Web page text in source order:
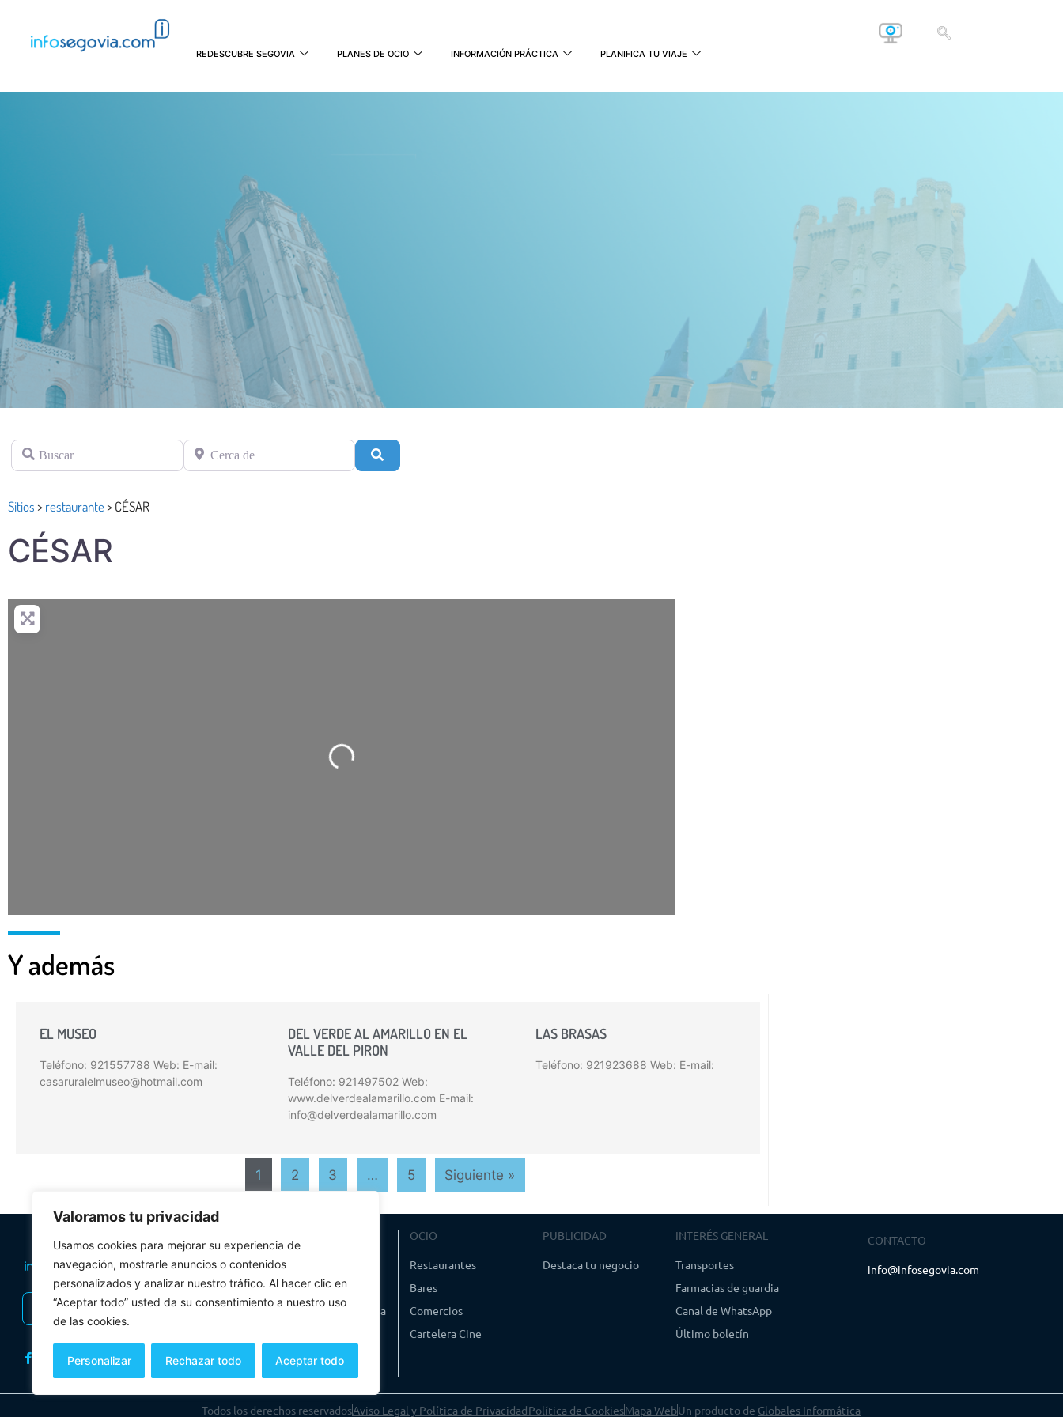
Valoramos tu privacidad
Usamos cookies para mejorar su experiencia de
navegación, mostrarle anuncios o contenidos
personalizados y analizar nuestro tráfico. Al hacer clic en
“Aceptar todo” usted da su consentimiento a nuestro uso
de las cookies.
Personalizar Rechazar todo Aceptar todo
REDESCUBRE SEGOVIA PLANES DE OCIO INFORMACIÓN PRÁCTICA PLANIFICA TU VIAJE
Buscar Cerca de
Sitios >restaurante>CÉSAR
CÉSAR
Cargando…
Y además
EL MUSEO
Teléfono: 921557788 Web: E-mail:
casaruralelmuseo@hotmail.com
DEL VERDE AL AMARILLO EN EL
VALLE DEL PIRON
Teléfono: 921497502 Web:
www.delverdealamarillo.com E-mail:
info@delverdealamarillo.com
LAS BRASAS
Teléfono: 921923688 Web: E-mail:
1 2 3 … 5 Siguiente »
INSCRIBIRSE AL BOLETÍN
Oficinas de turismo
Visitas Guiadas
Folletos y multimedia
OCIO
Restaurantes
Bares
Comercios
Cartelera Cine
PUBLICIDAD
Destaca tu negocio
INTERÉS GENERAL
Transportes
Farmacias de guardia
Canal de WhatsApp
Último boletín
CONTACTO
info@infosegovia.com
Todos los derechos reservadosAviso Legal y Política de PrivacidadPolítica de CookiesMapa WebUn producto de Globales Informática